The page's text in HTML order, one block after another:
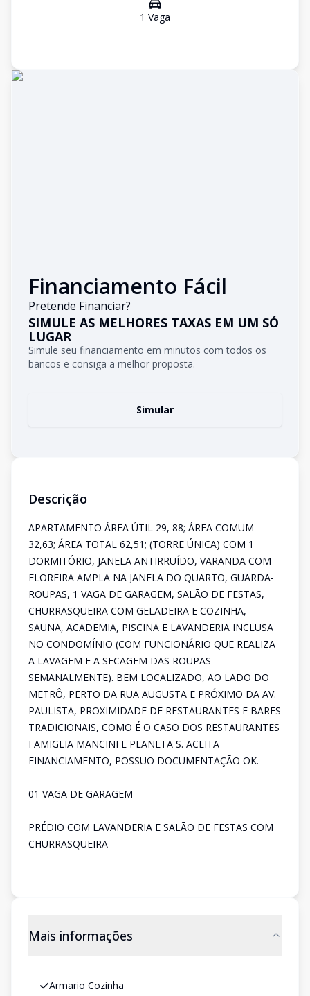
1 Vaga
Financiamento Fácil
Pretende Financiar?
SIMULE AS MELHORES TAXAS EM UM SÓ
LUGAR
Simule seu financiamento em minutos com todos os
bancos e consiga a melhor proposta.
Simular
Descrição
APARTAMENTO ÁREA ÚTIL 29, 88; ÁREA COMUM
32,63; ÁREA TOTAL 62,51; (TORRE ÚNICA) COM 1
DORMITÓRIO, JANELA ANTIRRUÍDO, VARANDA COM
FLOREIRA AMPLA NA JANELA DO QUARTO, GUARDA-
ROUPAS, 1 VAGA DE GARAGEM, SALÃO DE FESTAS,
CHURRASQUEIRA COM GELADEIRA E COZINHA,
SAUNA, ACADEMIA, PISCINA E LAVANDERIA INCLUSA
NO CONDOMÍNIO (COM FUNCIONÁRIO QUE REALIZA
A LAVAGEM E A SECAGEM DAS ROUPAS
SEMANALMENTE). BEM LOCALIZADO, AO LADO DO
METRÔ, PERTO DA RUA AUGUSTA E PRÓXIMO DA AV.
PAULISTA, PROXIMIDADE DE RESTAURANTES E BARES
TRADICIONAIS, COMO É O CASO DOS RESTAURANTES
FAMIGLIA MANCINI E PLANETA S. ACEITA
FINANCIAMENTO, POSSUO DOCUMENTAÇÃO OK.
01 VAGA DE GARAGEM
PRÉDIO COM LAVANDERIA E SALÃO DE FESTAS COM
CHURRASQUEIRA
Mais informações
Armario Cozinha